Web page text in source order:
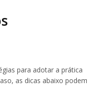
para adotar a prática
as dicas abaixo podem